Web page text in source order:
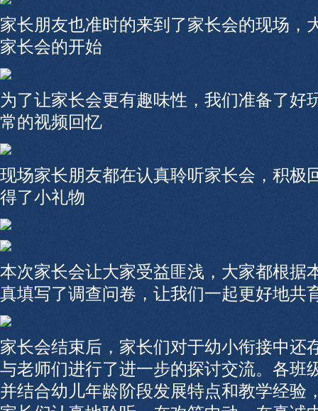
家长朋友也准时的来到了家长会的现场，
家长会的开始
为了让家长会更有趣味性，我们准备了好
常的视频回忆
现场家长朋友都在认真聆听家长会，积极
得了小礼物
本次家长会让大家受益匪浅，大家都根据
真填写了调查问卷，让我们一起更好地共
家长会结束后，家长们对于幼小衔接中还
与老师们进行了进一步的探讨交流。各班
并结合幼儿年龄阶段发展特点和教学经验